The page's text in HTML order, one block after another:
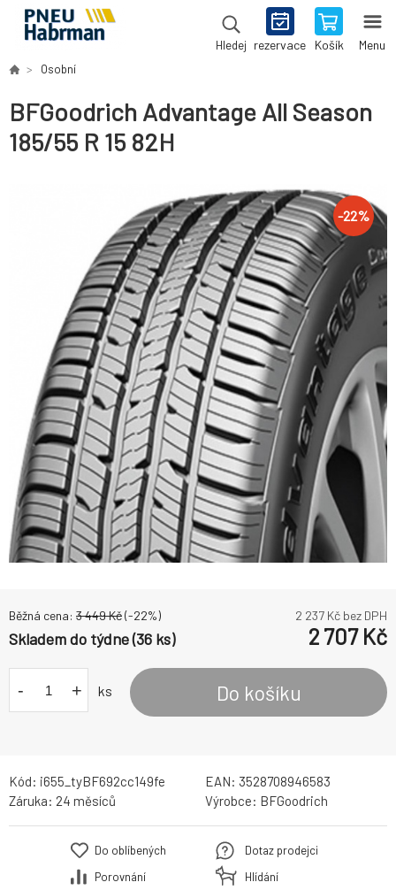
Hledej rezervace Košík Menu
Osobní
BFGoodrich Advantage All Season
185/55 R 15 82H
-22%
Běžná cena: 3 449Kč(-22%) 2 237 Kč bez DPH
Skladem do týdne (36 ks) 2 707Kč
- + ks Do košíku
Kód: i655_tyBF692cc149fe EAN: 3528708946583
Záruka: 24 měsíců Výrobce: BFGoodrich
Do oblíbených
Porovnání
Dotaz prodejci
Hlídání